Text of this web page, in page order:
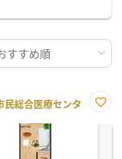
民総合医療センタ
に入